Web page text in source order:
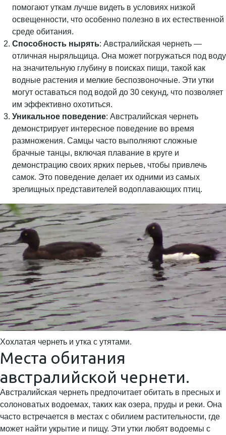
помогают уткам лучше видеть в условиях низкой
освещенности, что особенно полезно в их естественной
среде обитания.
Способность нырять: Австралийская чернеть —
отличная ныряльщица. Она может погружаться под воду
на значительную глубину в поисках пищи, такой как
водные растения и мелкие беспозвоночные. Эти утки
могут оставаться под водой до 30 секунд, что позволяет
им эффективно охотиться.
Уникальное поведение: Австралийская чернеть
демонстрирует интересное поведение во время
размножения. Самцы часто выполняют сложные
брачные танцы, включая плавание в круге и
демонстрацию своих ярких перьев, чтобы привлечь
самок. Это поведение делает их одними из самых
зрелищных представителей водоплавающих птиц.
Хохлатая чернеть и утка с утятами.
Места обитания
австралийской чернети.
Австралийская чернеть предпочитает обитать в пресных и
солоноватых водоемах, таких как озера, пруды и реки. Она
часто встречается в местах с обилием растительности, где
может найти укрытие и пищу. Эти утки любят водоемы с